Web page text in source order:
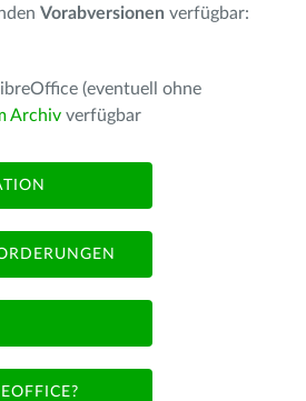
Vorabversionen verfügbar:
(eventuell ohne
Archiv verfügbar